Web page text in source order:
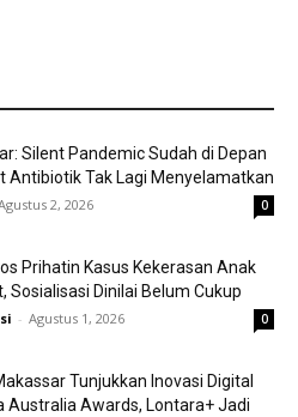
Silent Pandemic Sudah di Depan
Antibiotik Tak Lagi Menyelamatkan
2, 2026 0
Prihatin Kasus Kekerasan Anak
Sosialisasi Dinilai Belum Cukup
- Agustus 1, 2026 0
Tunjukkan Inovasi Digital
Australia Awards, Lontara+ Jadi